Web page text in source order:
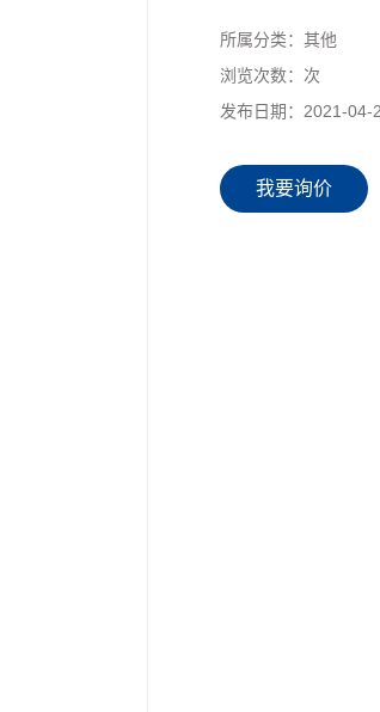
所属分类： 其他
浏览次数： 次
发布日期： 2021-04-
我要询价